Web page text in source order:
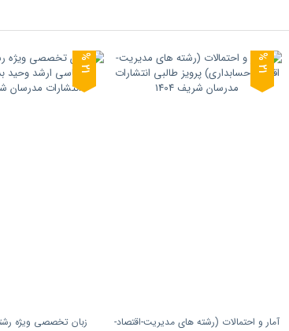
آمار و احتمالات (رشته های مدیریت-اقتصاد-
2
1
%
زبان تخصصی ویژه
2
1
%